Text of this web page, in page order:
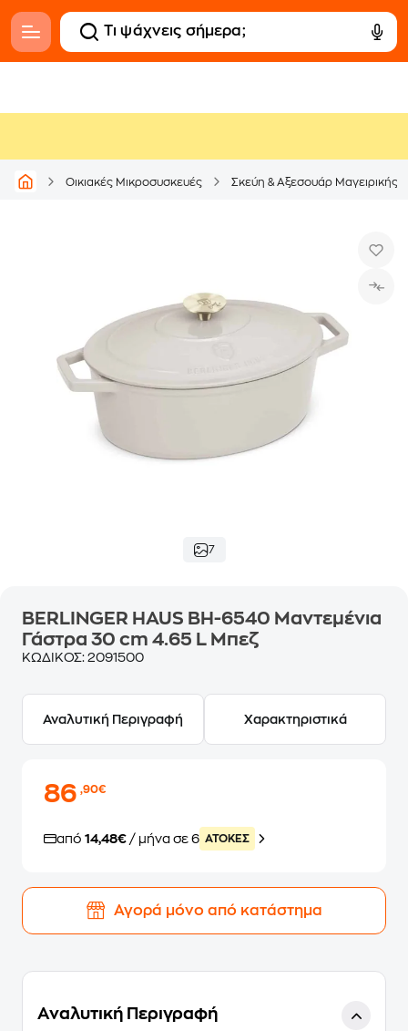
Οικιακές Μικροσυσκευές Σκεύη & Αξεσουάρ Μαγειρικής
7
BERLINGER HAUS BH-6540 Μαντεμένια
Γάστρα 30 cm 4.65 L Μπεζ
ΚΩΔΙΚΟΣ: 2091500
Αναλυτική Περιγραφή Χαρακτηριστικά
86,90€
από 14,48€ / μήνα σε 6 ATOKEΣ
Αγορά μόνο από κατάστημα
Αναλυτική Περιγραφή